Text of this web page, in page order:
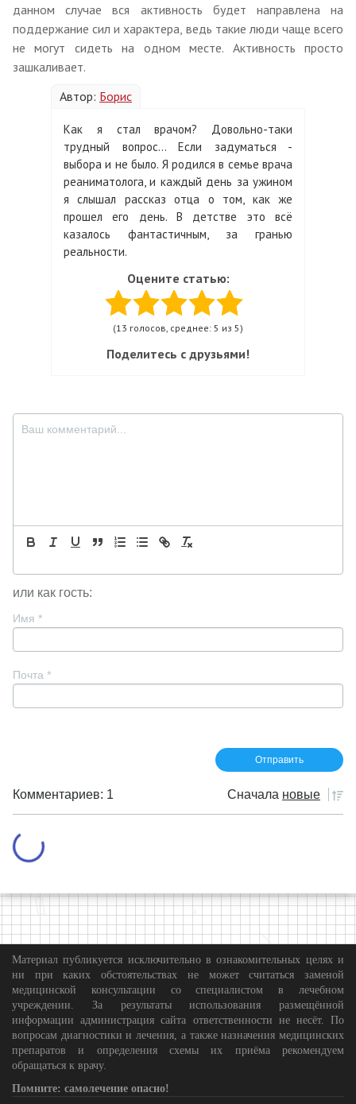
данном случае вся активность будет направлена на
поддержание сил и характера, ведь такие люди чаще всего
не могут сидеть на одном месте. Активность просто
зашкаливает.
Автор: Борис
Как я стал врачом? Довольно-таки
трудный вопрос… Если задуматься -
выбора и не было. Я родился в семье врача
реаниматолога, и каждый день за ужином
я слышал рассказ отца о том, как же
прошел его день. В детстве это всё
казалось фантастичным, за гранью
реальности.
Оцените статью:
(13 голосов, среднее: 5 из 5)
Поделитесь с друзьями!
или как гость:
Имя *
Почта *
Комментариев: 1 Сначала новые
Материал публикуется исключительно в ознакомительных целях и
ни при каких обстоятельствах не может считаться заменой
медицинской консультации со специалистом в лечебном
учреждении. За результаты использования размещённой
информации администрация сайта ответственности не несёт. По
вопросам диагностики и лечения, а также назначения медицинских
препаратов и определения схемы их приёма рекомендуем
обращаться к врачу.
Помните: самолечение опасно!